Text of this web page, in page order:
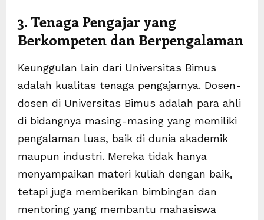
3. Tenaga Pengajar yang
Berkompeten dan Berpengalaman
Keunggulan lain dari Universitas Bimus
adalah kualitas tenaga pengajarnya. Dosen-
dosen di Universitas Bimus adalah para ahli
di bidangnya masing-masing yang memiliki
pengalaman luas, baik di dunia akademik
maupun industri. Mereka tidak hanya
menyampaikan materi kuliah dengan baik,
tetapi juga memberikan bimbingan dan
mentoring yang membantu mahasiswa